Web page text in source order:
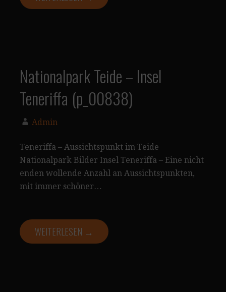
Nationalpark Teide – Insel
Teneriffa (p_00838)
Admin
Teneriffa – Aussichtspunkt im Teide
Nationalpark Bilder Insel Teneriffa – Eine nicht
enden wollende Anzahl an Aussichtspunkten,
mit immer schöner…
WEITERLESEN →